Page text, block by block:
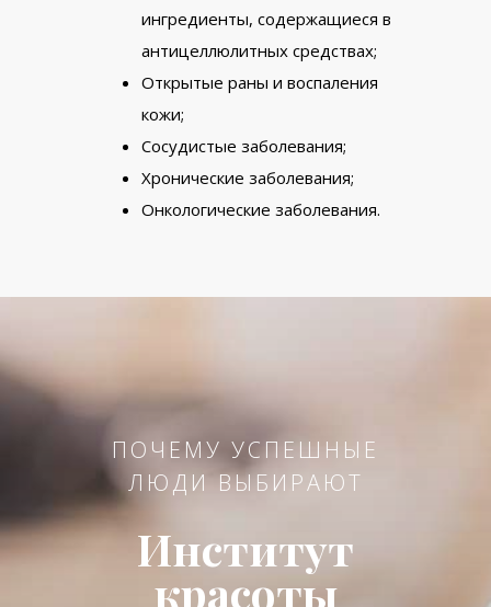
ингредиенты, содержащиеся в
антицеллюлитных средствах;
Открытые раны и воспаления
кожи;
Сосудистые заболевания;
Хронические заболевания;
Онкологические заболевания.
ПОЧЕМУ УСПЕШНЫЕ
ЛЮДИ ВЫБИРАЮТ
Институт
красоты